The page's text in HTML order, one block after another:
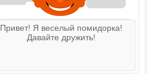
Привет! Я веселый помидорка!
Давайте дружить!